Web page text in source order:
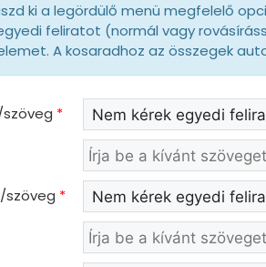
ki a legördülő menü megfelelő
feliratot (normál vagy
A kosaradhoz az összegek
szöveg *
szöveg *